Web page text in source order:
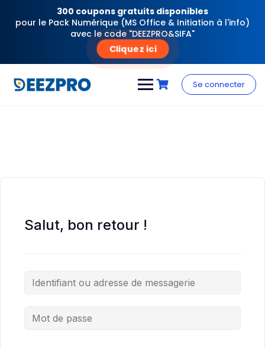
300 coupons gratuits disponibles
pour le Pack Numérique (MS Office & Initiation à l'info)
avec le code "DEEZPRO&SIFA"
Cliquez ici
content
Se connecter
Salut, bon retour !